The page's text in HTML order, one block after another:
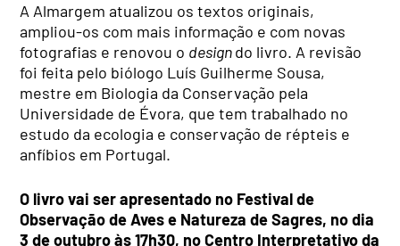
A Almargem atualizou os textos originais,
ampliou-os com mais informação e com novas
fotografias e renovou o designdo livro. A revisão
foi feita pelo biólogo Luís Guilherme Sousa,
mestre em Biologia da Conservação pela
Universidade de Évora, que tem trabalhado no
estudo da ecologia e conservação de répteis e
anfíbios em Portugal.
O livro vai ser apresentado no Festival de
Observação de Aves e Natureza de Sagres, no dia
3 de outubro às 17h30, no Centro Interpretativo da